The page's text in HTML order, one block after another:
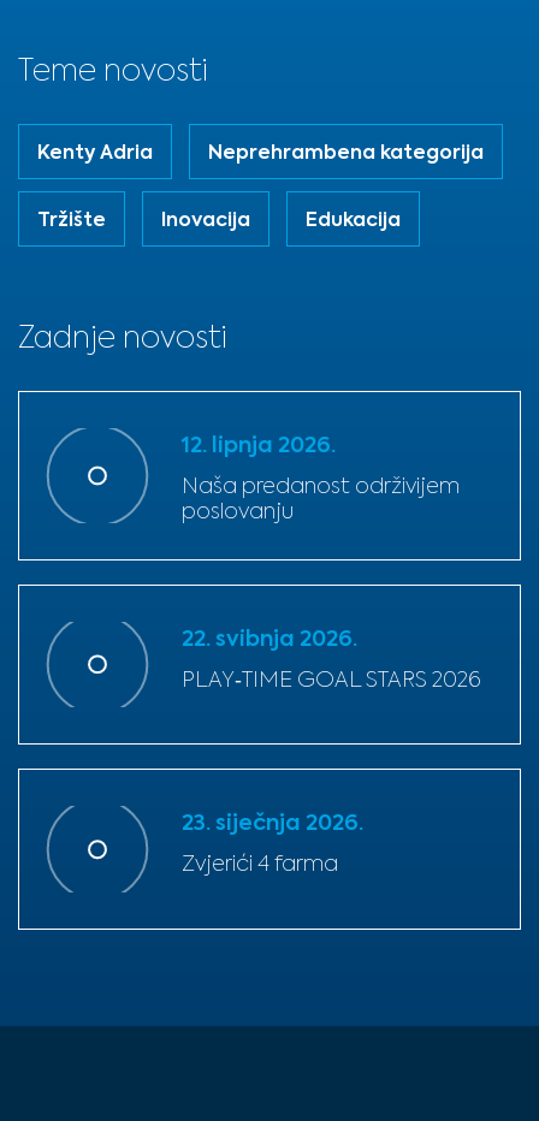
Teme novosti
Kenty Adria Neprehrambena kategorija
Tržište Inovacija Edukacija
Zadnje novosti
12. lipnja 2026.
Naša predanost održivijem
poslovanju
22. svibnja 2026.
PLAY‑TIME GOAL STARS 2026
23. siječnja 2026.
Zvjerići 4 farma